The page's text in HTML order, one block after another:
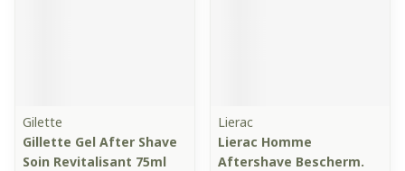
Gilette
Gillette Gel After Shave
Soin Revitalisant 75ml
Lierac
Lierac Homme
Aftershave Bescherm.